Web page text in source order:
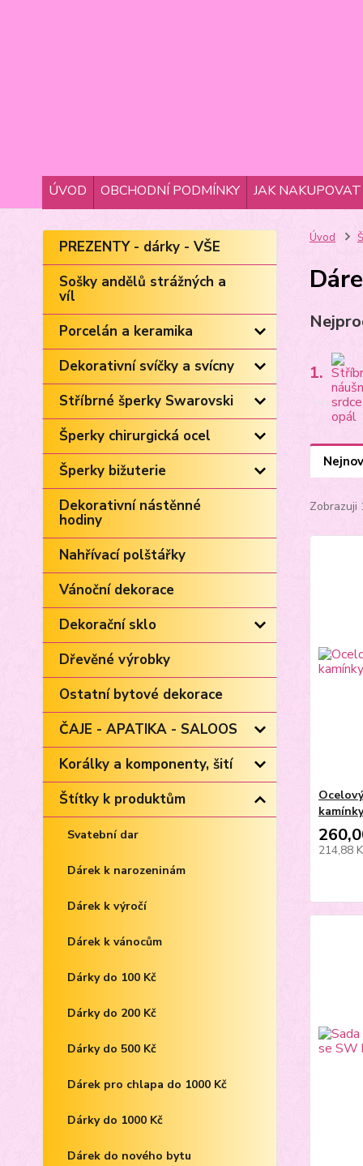
ÚVOD OBCHODNÍ PODMÍNKY JAK NAKUPOVAT
PREZENTY - dárky - VŠE
Sošky andělů strážných a
víl
Porcelán a keramika
Dekorativní svíčky a svícny
Stříbrné šperky Swarovski
Šperky chirurgická ocel
Šperky bižuterie
Dekorativní nástěnné
hodiny
Nahřívací polštářky
Vánoční dekorace
Dekorační sklo
Dřevěné výrobky
Ostatní bytové dekorace
ČAJE - APATIKA - SALOOS
Korálky a komponenty, šití
Štítky k produktům
Svatební dar
Dárek k narozeninám
Dárek k výročí
Dárek k vánocům
Dárky do 100 Kč
Dárky do 200 Kč
Dárky do 500 Kč
Dárek pro chlapa do 1000 Kč
Dárky do 1000 Kč
Dárek do nového bytu
Úvod
1.
Zobrazuji
kamínky
214,88